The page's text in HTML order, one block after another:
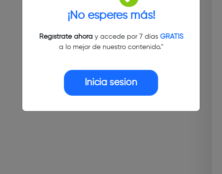
¡No esperes más!
Regístrate ahoray accede por 7 días GRATIS
a lo mejor de nuestro contenido."
Inicia sesión